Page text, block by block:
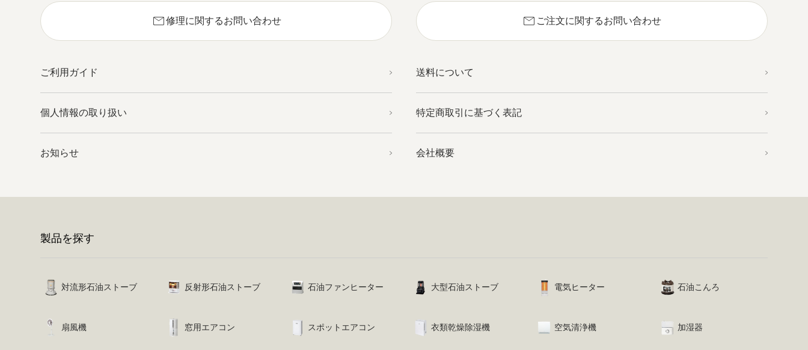
mail修理に関するお問い合わせ mail ご注文に関するお問い合わせ
ご利用ガイド 送料について
個人情報の取り扱い 特定商取引に基づく表記
お知らせ 会社概要
製品を探す
対流形石油ストーブ 反射形石油ストーブ 石油ファンヒーター 大型石油ストーブ 電気ヒーター 石油こんろ
扇風機 窓用エアコン スポットエアコン 衣類乾燥除湿機 空気清浄機 加湿器